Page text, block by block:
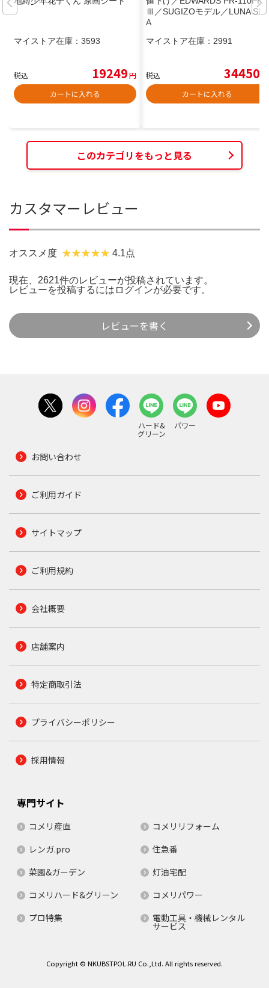
マイストア在庫： 3593
税込 19249円
カートに入れる
Ⅲ／SUGIZOモデル／LUNA SE
A
マイストア在庫： 2991
税込 34450
カートに入れる
このカテゴリをもっと見る
カスタマーレビュー
オススメ度 4.1点
現在、2621件のレビューが投稿されています。
レビューを投稿するには ログインが必要です。
レビューを書く
ハード&
グリーン
パワー
お問い合わせ
ご利用ガイド
サイトマップ
ご利用規約
会社概要
店舗案内
特定商取引法
プライバシーポリシー
採用情報
専門サイト
コメリ産直
コメリリフォーム
レンガ.pro
住急番
菜園&ガーデン
灯油宅配
コメリハード&グリーン
コメリパワー
プロ特集
電動工具・機械レンタル
サービス
Copyright © NKUBSTPOL.RU Co.,Ltd. All rights reserved.